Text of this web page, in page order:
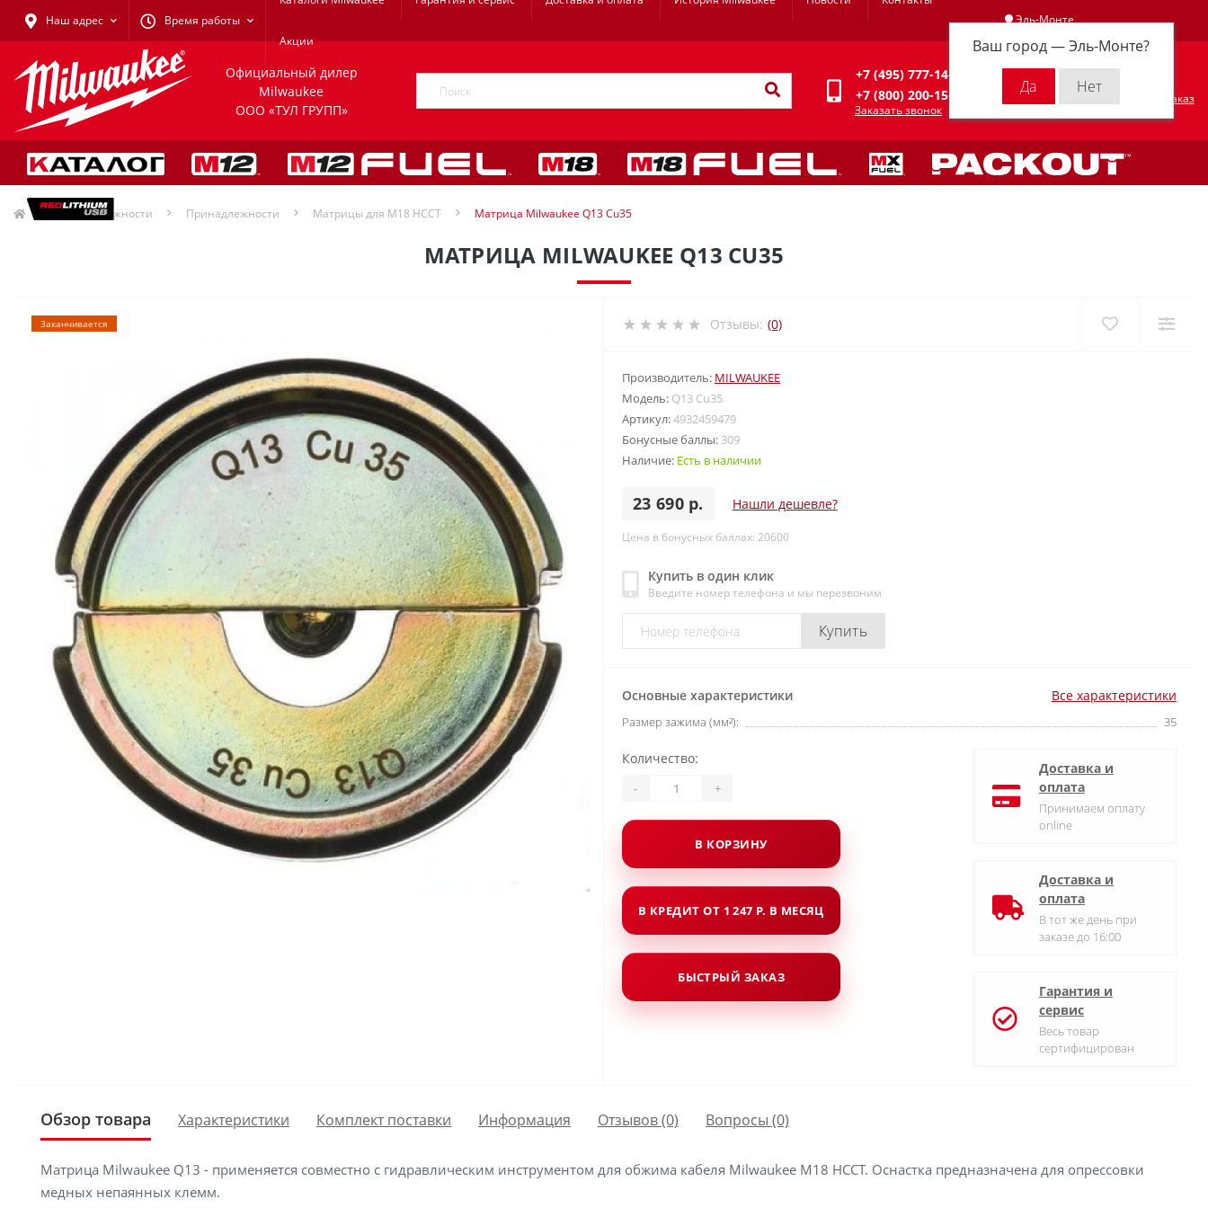
Наш адрес Время работы
Акции
Эль-Монте
Ваш город —Эль-Монте?
Личный кабинет
Официальный дилер
Milwaukee
ООО «ТУЛ ГРУПП»
+7 (495) 777-14-94
+7 (800) 200-15-94
Заказать звонок
Оформить заказ
Принадлежности Принадлежности Матрицы для M18 HCCT Матрица Milwaukee Q13 Cu35
МАТРИЦА MILWAUKEE Q13 CU35
Заканчивается Отзывы: (0)
Производитель: MILWAUKEE
Модель: Q13 Cu35
Артикул:4932459479
Бонусные баллы: 309
Наличие: Есть в наличии
23 690 р. Нашли дешевле?
Цена в бонусных баллах: 20600
Купить в один клик
Введите номер телефона и мы перезвоним
Купить
Основные характеристики Все характеристики
Размер зажима (мм²): 35
Количество:
- +
В КОРЗИНУ
В КРЕДИТ ОТ 1 247 Р. В МЕСЯЦ
БЫСТРЫЙ ЗАКАЗ
Доставка и
оплата
Принимаем оплату
online
Доставка и
оплата
В тот же день при
заказе до 16:00
Гарантия и
сервис
Весь товар
сертифицирован
Обзор товара Характеристики Комплект поставки Информация Отзывов (0) Вопросы (0)
Матрица Milwaukee Q13 - применяется совместно с гидравлическим инструментом для обжима кабеля Milwaukee M18 HCCT. Оснастка предназначена для опрессовки
медных непаянных клемм.